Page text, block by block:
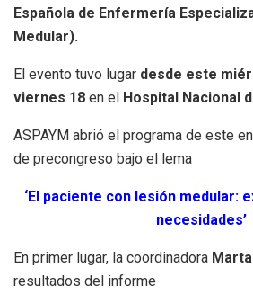
Española de Enfermería
Medular).
El evento tuvo lugar desde este
viernes 18 en el Hospital Nacional
ASPAYM abrió el programa de este
de precongreso bajo el lema
‘El paciente con lesión medular:
necesidades’
En primer lugar, la coordinadora
resultados del informe